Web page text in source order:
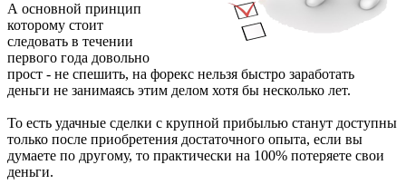
А основной принцип
которому стоит
следовать в течении
первого года довольно
прост - не спешить, на форекс нельзя быстро заработать
деньги не занимаясь этим делом хотя бы несколько лет.
То есть удачные сделки с крупной прибылью станут доступны
только после приобретения достаточного опыта, если вы
думаете по другому, то практически на 100% потеряете свои
деньги.